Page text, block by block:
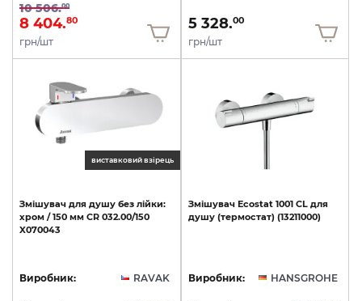
10 506.00
8 404.80
грн/шт
5 328.00
грн/шт
виставковий взірець
Змішувач для душу без лійки:
хром / 150 мм CR 032.00/150
X070043
Виробник: RAVAK
Змішувач Ecostat 1001 CL для
душу (термостат) (13211000)
Виробник: HANSGROHE